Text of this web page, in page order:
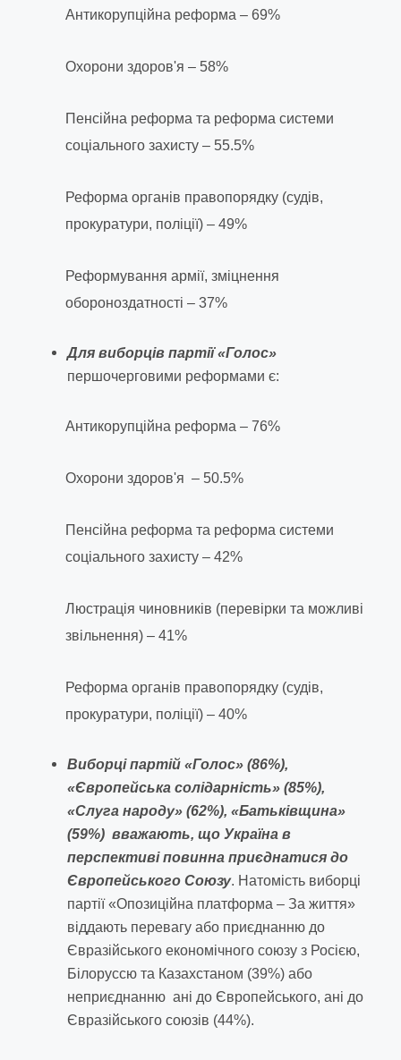
Антикорупційна реформа – 69%
Охорони здоров'я – 58%
Пенсійна реформа та реформа системи
соціального захисту – 55.5%
Реформа органів правопорядку (судів,
прокуратури, поліції) – 49%
Реформування армії, зміцнення
обороноздатності – 37%
Для виборців партії «Голос»
першочерговими реформами є:
Антикорупційна реформа – 76%
Охорони здоров'я – 50.5%
Пенсійна реформа та реформа системи
соціального захисту – 42%
Люстрація чиновників (перевірки та можливі
звільнення) – 41%
Реформа органів правопорядку (судів,
прокуратури, поліції) – 40%
Виборці партій «Голос» (86%),
«Європейська солідарність» (85%),
«Слуга народу» (62%), «Батьківщина»
(59%) вважають, що Україна в
перспективі повинна приєднатися до
Європейського Союзу. Натомість виборці
партії «Опозиційна платформа – За життя»
віддають перевагу або приєднанню до
Євразійського економічного союзу з Росією,
Білоруссю та Казахстаном (39%) або
неприєднанню ані до Європейського, ані до
Євразійського союзів (44%).